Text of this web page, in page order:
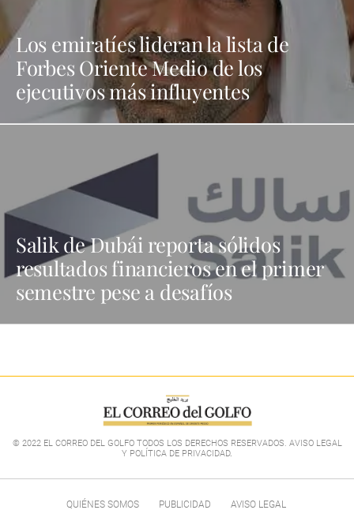
Los emiratíes lideran la lista de
Forbes Oriente Medio de los
ejecutivos más influyentes
Salik de Dubái reporta sólidos
resultados financieros en el primer
semestre pese a desafíos
© 2022 EL CORREO DEL GOLFO TODOS LOS DERECHOS RESERVADOS. AVISO LEGAL
Y POLÍTICA DE PRIVACIDAD.
QUIÉNES SOMOS PUBLICIDAD AVISO LEGAL